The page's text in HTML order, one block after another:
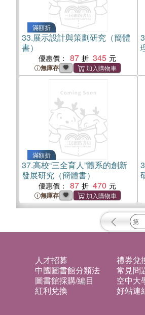
滿額折
33.展示設計與策劃研究（簡體
書）
優惠價： 87 345
無庫存
滿額折
37.高校“三全育人”體系的創新
發展研究（簡體書）
優惠價： 87 470
無庫存
人才招募 禮券兌
中國圖書館分類法 常見問
圖書館採購/編目 空中大
紅利兌換 好站連